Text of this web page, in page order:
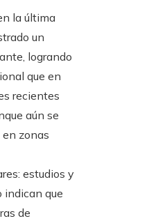
la última
un
logrando
que en
recientes
aún se
zonas
estudios y
indican que
de